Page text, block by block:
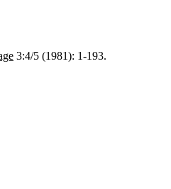
3:4/5 (1981): 1-193.